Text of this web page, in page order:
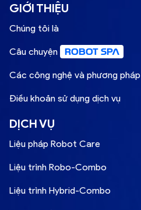
GIỚI THIỆU
Chúng tôi là
Câu chuyện ROBOT SPA
Các công nghệ và phương pháp
Điều khoản sử dụng dịch vụ
DỊCH VỤ
Liệu pháp Robot Care
Liệu trình Robo-Combo
Liệu trình Hybrid-Combo